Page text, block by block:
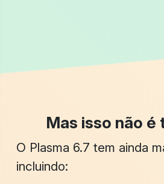
Mas isso não é
O Plasma 6.7 tem ainda
incluindo: